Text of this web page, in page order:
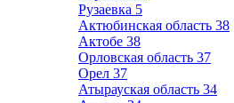
Рузаевка 5
Актюбинская область 38
Актобе 38
Орловская область 37
Орел 37
Атырауская область 34